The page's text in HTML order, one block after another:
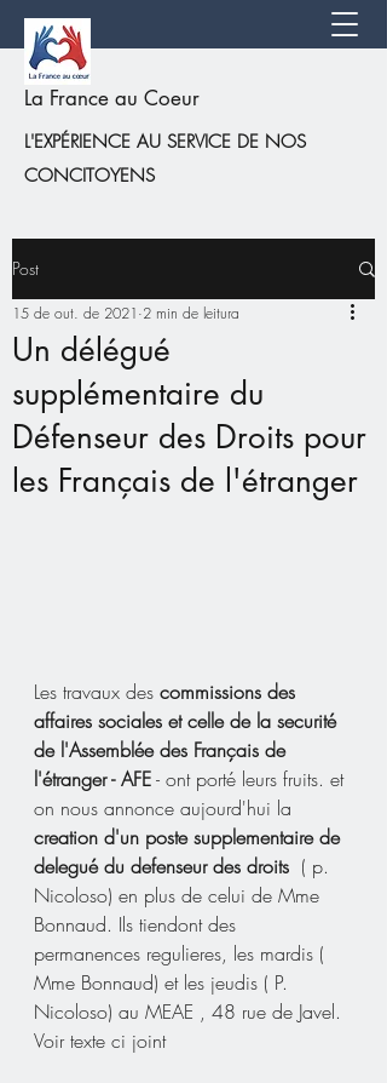
La France au Coeur
L'EXPÉRIENCE AU SERVICE DE NOS
CONCITOYENS
Post
Un délégué
supplémentaire du
Défenseur des Droits pour
les Français de l'étranger
15 de out. de 2021 2 min de leitura
Les travaux des commissions des
affaires sociales et celle de la securité
de l'Assemblée des Français de
l'étranger - AFE - ont porté leurs fruits. et
on nous annonce aujourd'hui la
creation d'un poste supplementaire de
delegué du defenseur des droits ( p.
Nicoloso) en plus de celui de Mme
Bonnaud. Ils tiendont des
permanences regulieres, les mardis (
Mme Bonnaud) et les jeudis ( P.
Nicoloso) au MEAE , 48 rue de Javel.
Voir texte ci joint